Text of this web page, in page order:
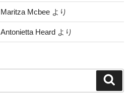
Maritza Mcbee より
Antonietta Heard より